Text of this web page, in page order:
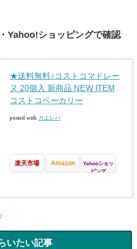
Yahoo!ショッピングで確認
★送料無料♪コストコマドレー
ヌ 20個入 新商品 NEW ITEM
コストコベーカリー
posted with カエレバ
楽天市場 Amazon
Yahooショッ
ピング
いたい記事